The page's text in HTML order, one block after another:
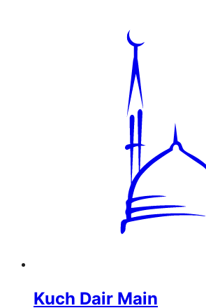
Kuch Dair Main